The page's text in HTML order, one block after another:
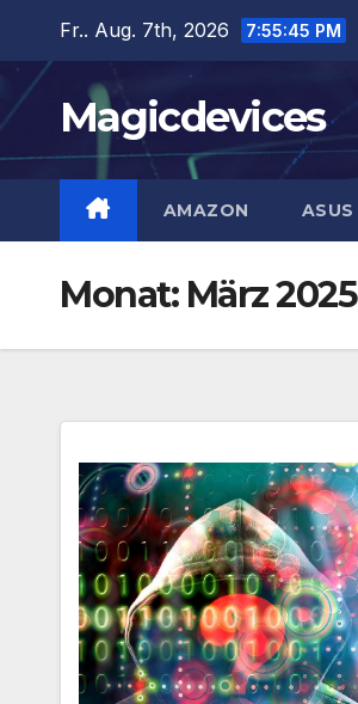
springen
Fr.. Aug. 7th, 2026 7:55:47 PM
Magicdevices
AMAZON ASUS
Monat: März 2025